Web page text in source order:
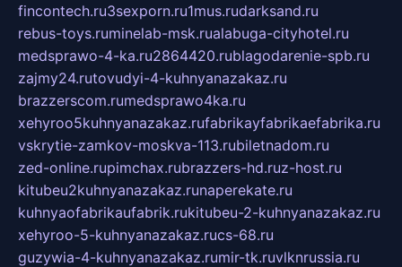
fincontech.ru3sexporn.ru1mus.rudarksand.ru
rebus-toys.ruminelab-msk.rualabuga-cityhotel.ru
medsprawo-4-ka.ru2864420.rublagodarenie-spb.ru
zajmy24.rutovudyi-4-kuhnyanazakaz.ru
brazzerscom.rumedsprawo4ka.ru
xehyroo5kuhnyanazakaz.rufabrikayfabrikaefabrika.ru
vskrytie-zamkov-moskva-113.rubiletnadom.ru
zed-online.rupimchax.rubrazzers-hd.ruz-host.ru
kitubeu2kuhnyanazakaz.runaperekate.ru
kuhnyaofabrikaufabrik.rukitubeu-2-kuhnyanazakaz.ru
xehyroo-5-kuhnyanazakaz.rucs-68.ru
guzywia-4-kuhnyanazakaz.rumir-tk.ruvlknrussia.ru